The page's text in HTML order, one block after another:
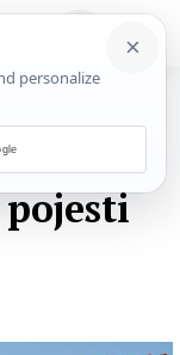
pojesti